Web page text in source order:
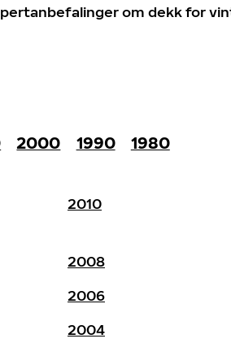
om dekk for
2000 1990
1980
2010
2008
2006
2004